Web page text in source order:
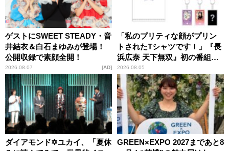
ゲストにSWEET STEADY・音
井結衣＆白石まゆみが登場！
公開収録で素顔全開！
2026.08.07 AD
「私のプリティな顔がプリン
トされたTシャツです！」『長
浜広奈 天下無双』初の番組グ
ッズ発売
2026.08.05
ダイアモンド✡ユカイ、「夏休
GREEN×EXPO 2027まであと8